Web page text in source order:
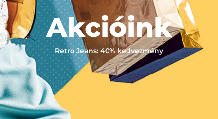
Akcióink
Retro Jeans: 40% kedvezmény